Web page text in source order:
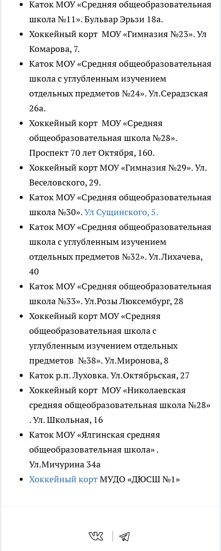
Каток МОУ «Средняя общеобразовательная
школа №11». Бульвар Эрьзи 18а.
Хоккейный корт МОУ «Гимназия №23». Ул
Комарова, 7.
Каток МОУ «Средняя общеобразовательная
школа с углубленным изучением
отдельных предметов №24». Ул.Серадзская
26а.
Хоккейный корт МОУ «Средняя
общеобразовательная школа №28».
Проспект 70 лет Октября, 160.
Хоккейный корт МОУ «Гимназия №29». Ул.
Веселовского, 29.
Каток МОУ «Средняя общеобразовательная
школа №30».Ул Сущинского, 5.
Каток МОУ «Средняя общеобразовательная
школа с углубленным изучением
отдельных предметов №32». Ул.Лихачева,
40
Каток МОУ «Средняя общеобразовательная
школа №33». Ул.Розы Люксембург, 28
Хоккейный корт МОУ «Средняя
общеобразовательная школа с
углубленным изучением отдельных
предметов №38». Ул.Миронова, 8
Каток р.п. Луховка. Ул.Октябрьская, 27
Хоккейный корт МОУ «Николаевская
средняя общеобразовательная школа №28»
. Ул. Школьная, 16
Каток МОУ «Ялгинская средняя
общеобразовательная школа» .
Ул.Мичурина 34а
Хоккейный кортМУДО «ДЮСШ №1»